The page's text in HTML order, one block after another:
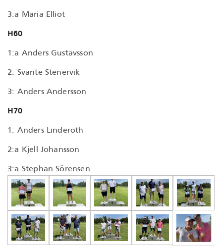
3:a Maria Elliot
H60
1:a Anders Gustavsson
2: Svante Stenervik
3: Anders Andersson
H70
1: Anders Linderoth
2:a Kjell Johansson
3:a Stephan Sörensen